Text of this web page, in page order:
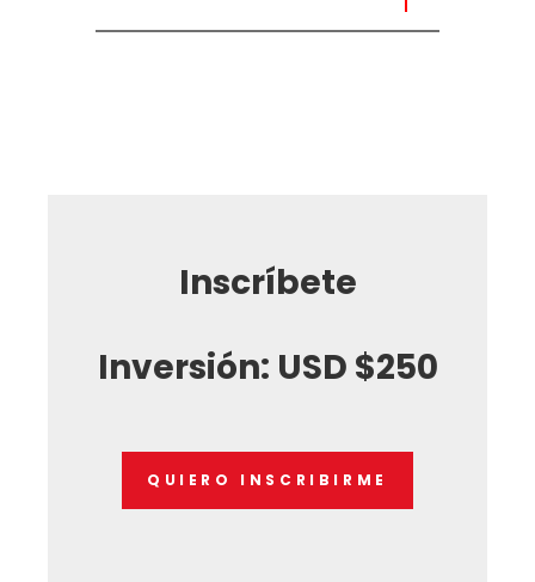
Inscríbete
Inversión: USD $250
QUIERO INSCRIBIRME